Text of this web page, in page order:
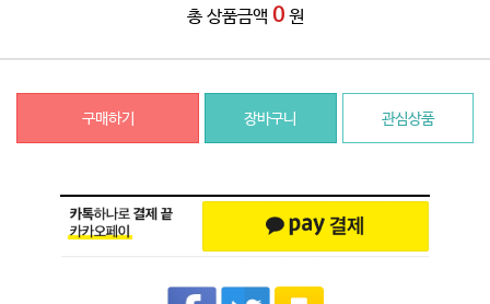
총 상품금액 0 원
구매하기 장바구니 관심상품